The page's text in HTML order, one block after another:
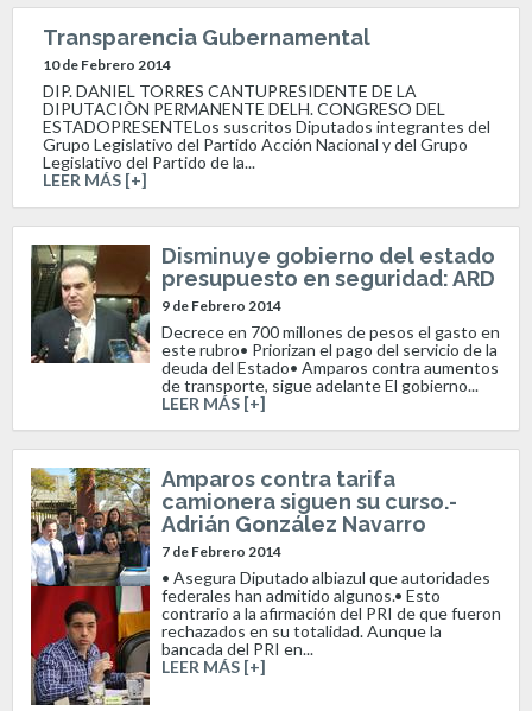
Transparencia Gubernamental
10 de Febrero 2014
DIP. DANIEL TORRES CANTUPRESIDENTE DE LA
DIPUTACIÒN PERMANENTE DELH. CONGRESO DEL
ESTADOPRESENTELos suscritos Diputados integrantes del
Grupo Legislativo del Partido Acción Nacional y del Grupo
Legislativo del Partido de la...
LEER MÁS [+]
Disminuye gobierno del estado
presupuesto en seguridad: ARD
9 de Febrero 2014
Decrece en 700 millones de pesos el gasto en
este rubro• Priorizan el pago del servicio de la
deuda del Estado• Amparos contra aumentos
de transporte, sigue adelante El gobierno...
LEER MÁS [+]
Amparos contra tarifa
camionera siguen su curso.-
Adrián González Navarro
7 de Febrero 2014
• Asegura Diputado albiazul que autoridades
federales han admitido algunos.• Esto
contrario a la afirmación del PRI de que fueron
rechazados en su totalidad. Aunque la
bancada del PRI en...
LEER MÁS [+]